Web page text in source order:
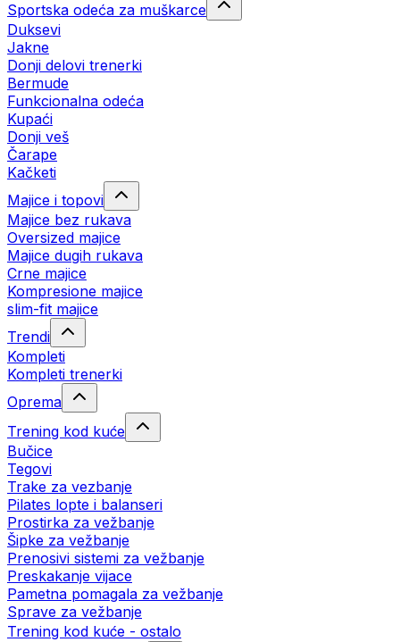
Sportska odeća za muškarce
Duksevi
Jakne
Donji delovi trenerki
Bermude
Funkcionalna odeća
Kupaći
Donji veš
Čarape
Kačketi
Majice i topovi
Majice bez rukava
Oversized majice
Majice dugih rukava
Crne majice
Kompresione majice
slim-fit majice
Trendi
Kompleti
Kompleti trenerki
Oprema
Trening kod kuće
Bučice
Tegovi
Trake za vezbanje
Pilates lopte i balanseri
Prostirka za vežbanje
Šipke za vežbanje
Prenosivi sistemi za vežbanje
Preskakanje vijace
Pametna pomagala za vežbanje
Sprave za vežbanje
Trening kod kuće - ostalo